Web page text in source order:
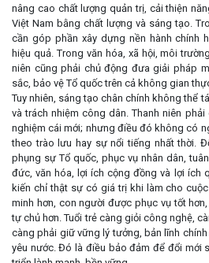
nâng cao chất lượng quản trị, cải thiện
Việt Nam bằng chất lượng và sáng tạo.
cần góp phần xây dựng nền hành chính
hiệu quả. Trong văn hóa, xã hội, môi
niên cũng phải chủ động đưa giải pháp
sắc, bảo vệ Tổ quốc trên cả không gian
Tuy nhiên, sáng tạo chân chính không thể
và trách nhiệm công dân. Thanh niên
nghiệm cái mới; nhưng điều đó không có
theo trào lưu hay sự nổi tiếng nhất thời.
phụng sự Tổ quốc, phục vụ nhân dân,
đức, văn hóa, lợi ích cộng đồng và lợi ích
kiến chỉ thật sự có giá trị khi làm cho
minh hơn, con người được phục vụ tốt
tự chủ hơn. Tuổi trẻ càng giỏi công nghệ,
càng phải giữ vững lý tưởng, bản lĩnh
yêu nước. Đó là điều bảo đảm để đổi mới